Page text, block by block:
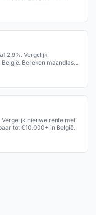
2,9%. Vergelijk
Bereken maandlast
nieuwe rente met
tot €10.000+ in België.